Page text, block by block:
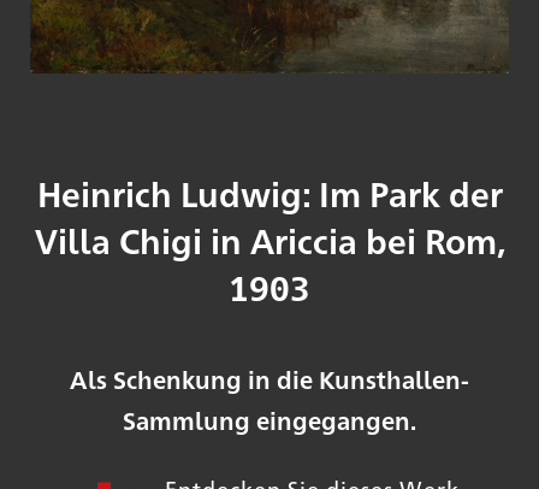
Heinrich Ludwig: Im Park der
Villa Chigi in Ariccia bei Rom,
1903
Als Schenkung in die Kunsthallen-
Sammlung eingegangen.